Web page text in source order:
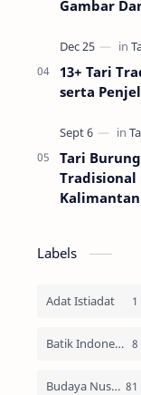
Gambar
13+ Tari
serta
Tari
Tradisional
Labels
Adat Istiadat
Batik Indonesia
Budaya Nusantara